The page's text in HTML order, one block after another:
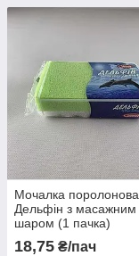
Мочалка поролонова
Дельфін з масажним
шаром (1 пачка)
18,75 ₴/пач